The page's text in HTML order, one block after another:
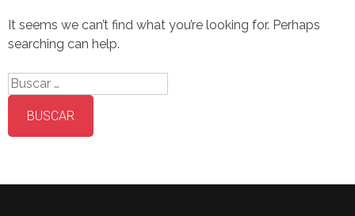
It seems we can’t find what you’re looking for. Perhaps
searching can help.
Buscar: